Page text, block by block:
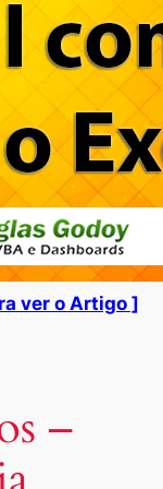
ver o Artigo ]
–